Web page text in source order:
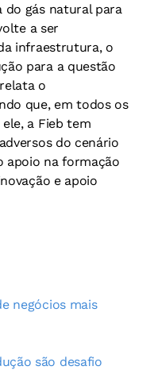
do gás natural para
a ser
infraestrutura, o
para a questão
o
que, em todos os
a Fieb tem
do cenário
apoio na formação
e apoio
negócios mais
são desafio